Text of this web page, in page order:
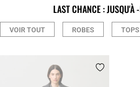
LAST CHANCE :
VOIR TOUT ROBES